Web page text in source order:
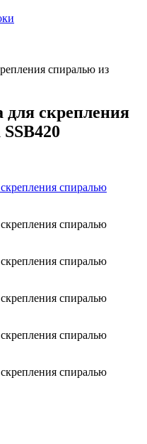
спиралью из
скрепления